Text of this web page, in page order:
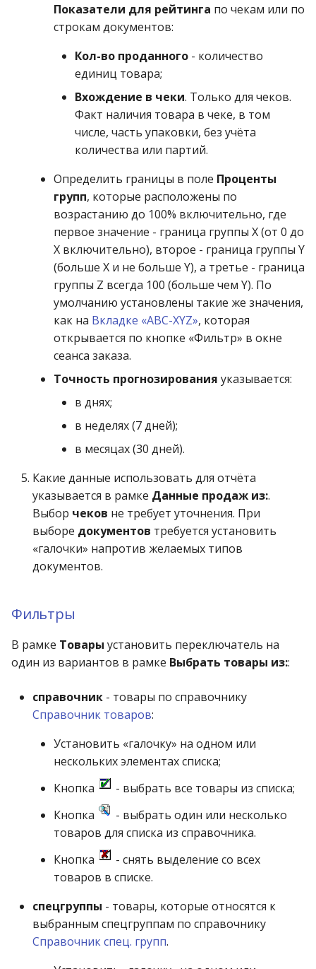
Показатели для рейтинга по чекам или по
строкам документов:
Кол-во проданного - количество
единиц товара;
Вхождение в чеки. Только для чеков.
Факт наличия товара в чеке, в том
числе, часть упаковки, без учёта
количества или партий.
Определить границы в поле Проценты
групп, которые расположены по
возрастанию до 100% включительно, где
первое значение - граница группы X (от 0 до
X включительно), второе - граница группы Y
(больше X и не больше Y), а третье - граница
группы Z всегда 100 (больше чем Y). По
умолчанию установлены такие же значения,
как на Вкладке «ABC-XYZ», которая
открывается по кнопке «Фильтр» в окне
сеанса заказа.
Точность прогнозирования указывается:
в днях;
в неделях (7 дней);
в месяцах (30 дней).
Какие данные использовать для отчёта
указывается в рамке Данные продаж из:.
Выбор чеков не требует уточнения. При
выборе документов требуется установить
«галочки» напротив желаемых типов
документов.
Фильтры
В рамке Товары установить переключатель на
один из вариантов в рамке Выбрать товары из::
справочник - товары по справочнику
Справочник товаров:
Установить «галочку» на одном или
нескольких элементах списка;
Кнопка
- выбрать все товары из списка;
Кнопка
- выбрать один или несколько
товаров для списка из справочника.
Кнопка
- снять выделение со всех
товаров в списке.
спецгруппы - товары, которые относятся к
выбранным спецгруппам по справочнику
Справочник спец. групп.